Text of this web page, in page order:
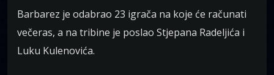
Barbarez je odabrao 23 igrača na koje će računati
večeras, a na tribine je poslao Stjepana Radeljića i
Luku Kulenovića.